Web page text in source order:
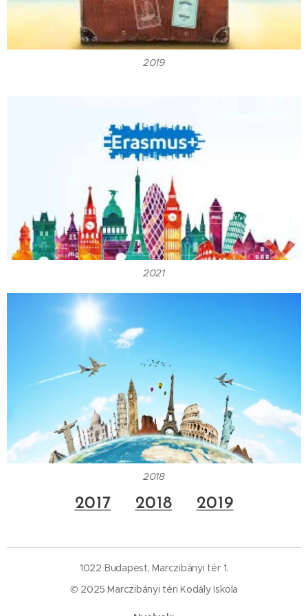
2019
2021
2018
2017 2018 2019
1022 Budapest, Marczibányi tér 1.
© 2025 Marczibányi téri Kodály Iskola